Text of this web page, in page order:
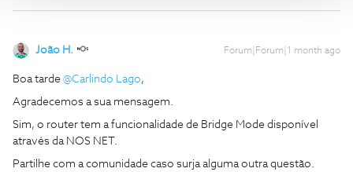
João H. Forum|Forum|1 month ago
Boa tarde ​ @Carlindo Lago,
Agradecemos a sua mensagem.
Sim, o router tem a funcionalidade de Bridge Mode disponível
através da NOS NET.
Partilhe com a comunidade caso surja alguma outra questão.